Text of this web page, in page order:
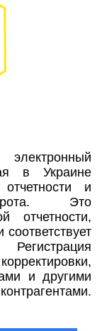
в Украине
и
Это
отчетности,
Регистрация
и другими